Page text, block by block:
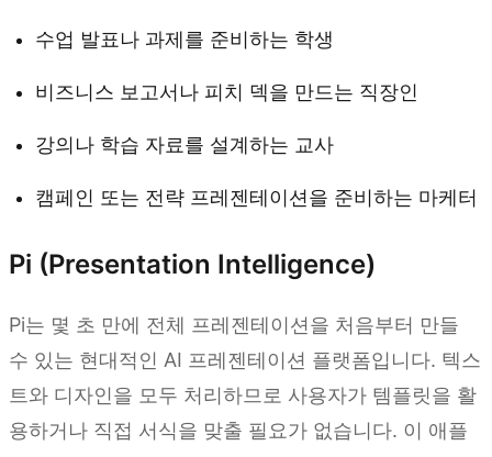
수업 발표나 과제를 준비하는 학생
비즈니스 보고서나 피치 덱을 만드는 직장인
강의나 학습 자료를 설계하는 교사
캠페인 또는 전략 프레젠테이션을 준비하는 마케터
Pi (Presentation Intelligence)
Pi는 몇 초 만에 전체 프레젠테이션을 처음부터 만들
수 있는 현대적인 AI 프레젠테이션 플랫폼입니다. 텍스
트와 디자인을 모두 처리하므로 사용자가 템플릿을 활
용하거나 직접 서식을 맞출 필요가 없습니다. 이 애플